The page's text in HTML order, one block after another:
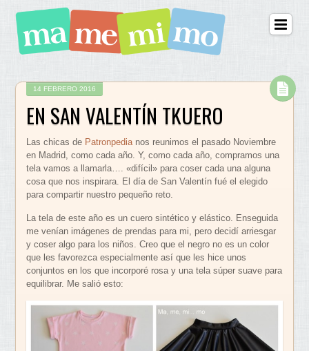
14 FEBRERO 2016
EN SAN VALENTÍN TKUERO
Las chicas de Patronpedia nos reunimos el pasado Noviembre
en Madrid, como cada año. Y, como cada año, compramos una
tela vamos a llamarla…. «difícil» para coser cada una alguna
cosa que nos inspirara. El día de San Valentín fué el elegido
para compartir nuestro pequeño reto.
La tela de este año es un cuero sintético y elástico. Enseguida
me venían imágenes de prendas para mi, pero decidí arriesgar
y coser algo para los niños. Creo que el negro no es un color
que les favorezca especialmente así que les hice unos
conjuntos en los que incorporé rosa y una tela súper suave para
equilibrar. Me salió esto: